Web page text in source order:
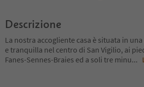
Descrizione
La nostra accogliente casa è situata in
e tranquilla nel centro di San Vigilio, ai
Fanes-Sennes-Braies ed a soli tre minu...